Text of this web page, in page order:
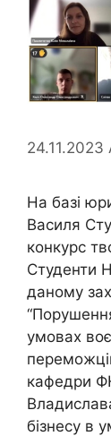
24.11.2023
На базі
Василя
конкурс
Студенти
даному
умовах
кафедри
бізнесу в